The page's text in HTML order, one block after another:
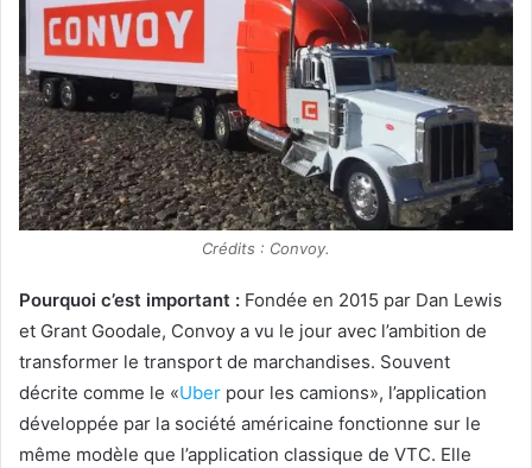
Crédits : Convoy.
Pourquoi c’est important : Fondée en 2015 par Dan Lewis
et Grant Goodale, Convoy a vu le jour avec l’ambition de
transformer le transport de marchandises. Souvent
décrite comme le «Uber pour les camions», l’application
développée par la société américaine fonctionne sur le
même modèle que l’application classique de VTC. Elle